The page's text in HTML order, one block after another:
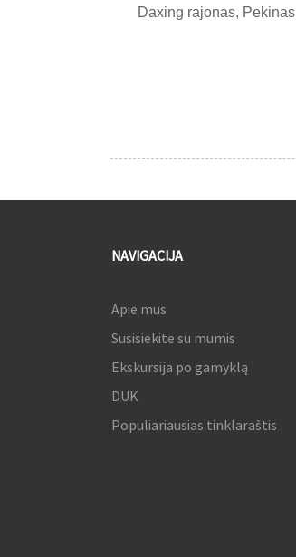
Daxing rajonas, Pekinas
NAVIGACIJA
Apie mus
Susisiekite su mumis
Ekskursija po gamyklą
DUK
Populiariausias tinklaraštis